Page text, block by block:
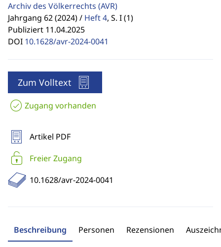
Archiv des Völkerrechts (AVR)
Jahrgang 62 (2024) / Heft 4, S. I (1)
Publiziert 11.04.2025
DOI 10.1628/avr-2024-0041
Zum Volltext
Zugang vorhanden
Artikel PDF
Freier Zugang
10.1628/avr-2024-0041
Beschreibung Personen Rezensionen